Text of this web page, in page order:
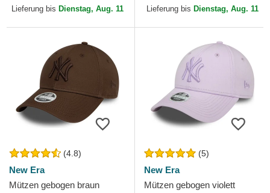
York Yankees MLB von New
Lieferung bis Dienstag, Aug. 11
Angeles Dodgers MLB von...
Lieferung bis Dienstag, Aug. 11
(4.8)
New Era
Mützen gebogen braun
(5)
New Era
Mützen gebogen violett